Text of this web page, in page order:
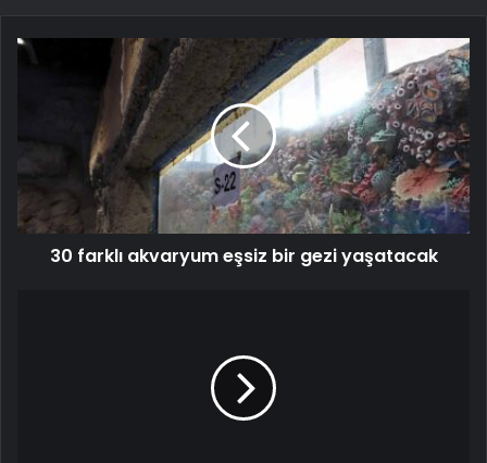
30 farklı akvaryum eşsiz bir gezi yaşatacak